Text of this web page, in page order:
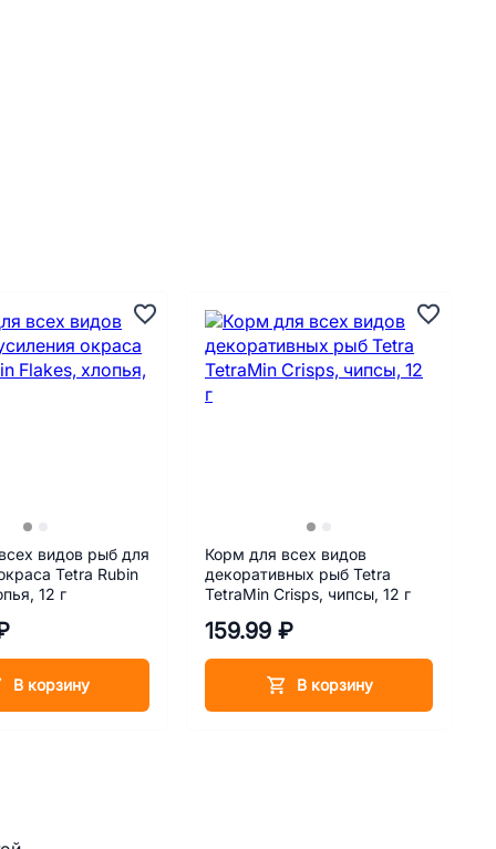
видов рыб для
Tetra Rubin
12 г
В корзину
Корм для всех видов
декоративных рыб Tetra
TetraMin Crisps, чипсы, 12 г
159.99 ₽
В корзину